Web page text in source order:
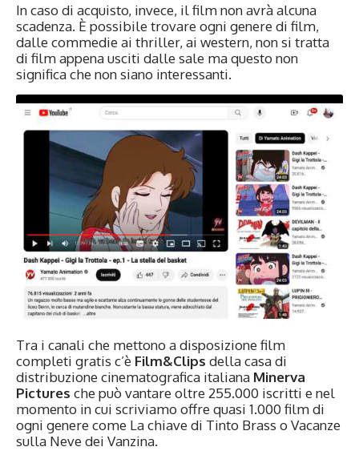
In caso di acquisto, invece, il film non avrà alcuna
scadenza. È possibile trovare ogni genere di film,
dalle commedie ai thriller, ai western, non si tratta
di film appena usciti dalle sale ma questo non
significa che non siano interessanti.
Tra i canali che mettono a disposizione film
completi gratis c’è Film&Clips della casa di
distribuzione cinematografica italiana Minerva
Pictures che può vantare oltre 255.000 iscritti e nel
momento in cui scriviamo offre quasi 1.000 film di
ogni genere come La chiave di Tinto Brass o Vacanze
sulla Neve dei Vanzina.